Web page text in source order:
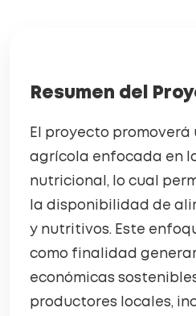
Resumen del
El proyecto
agrícola enfocada en
nutricional, lo cual
la disponibilidad de
y nutritivos. Este
como finalidad
económicas
productores locales,